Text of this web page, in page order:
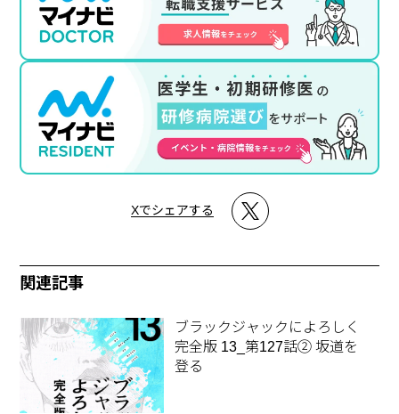
Xでシェアする
関連記事
ブラックジャックによろしく
完全版 13_第127話② 坂道を
登る